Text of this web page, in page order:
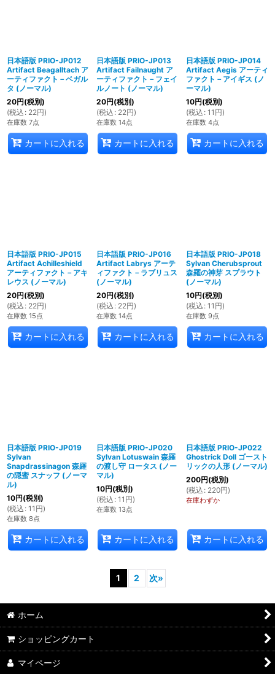
日本語版 PRIO-JP012
Artifact Beagalltach ア
ーティファクト－ベガル
タ (ノーマル)
20円(税別)
(税込 : 22円)
在庫数 7点
カートに入れる
日本語版 PRIO-JP013
Artifact Failnaught ア
ーティファクト－フェイ
ルノート (ノーマル)
20円(税別)
(税込 : 22円)
在庫数 14点
カートに入れる
日本語版 PRIO-JP014
Artifact Aegis アーティ
ファクト－アイギス (ノ
ーマル)
10円(税別)
(税込 : 11 円)
在庫数 4点
カートに入れる
日本語版 PRIO-JP015
Artifact Achilleshield
アーティファクト－アキ
レウス (ノーマル)
20円(税別)
(税込 : 22円)
在庫数 15点
カートに入れる
日本語版 PRIO-JP016
Artifact Labrys アーテ
ィファクト－ラブリュス
(ノーマル)
20円(税別)
(税込 : 22円)
在庫数 14点
カートに入れる
日本語版 PRIO-JP018
Sylvan Cherubsprout
森羅の神芽 スプラウト
(ノーマル)
10円(税別)
(税込 : 11 円)
在庫数 9点
カートに入れる
日本語版 PRIO-JP019
Sylvan
Snapdrassinagon 森羅
の隠蜜 スナッフ (ノーマ
ル)
10円(税別)
(税込 : 11 円)
在庫数 8点
カートに入れる
日本語版 PRIO-JP020
Sylvan Lotuswain 森羅
の渡し守 ロータス (ノー
マル)
10円(税別)
(税込 : 11 円)
在庫数 13点
カートに入れる
日本語版 PRIO-JP022
Ghostrick Doll ゴースト
リックの人形 (ノーマル)
200円(税別)
(税込 : 220円)
在庫わずか
カートに入れる
1 2 次»
ホーム
ショッピングカート
マイページ